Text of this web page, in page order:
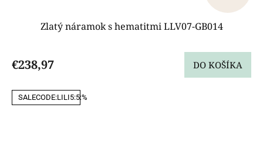
Zlatý náramok s hematitmi LLV07-GB014
€238,97 DO KOŠÍKA
SALECODE:LILI5:5:%